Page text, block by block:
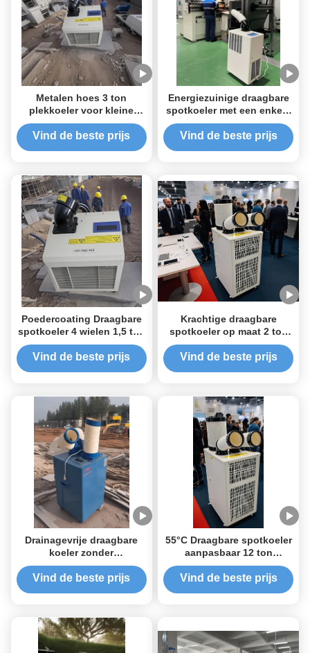
Metalen hoes 3 ton
plekkoeler voor kleine
kantoren met hoge
temperatuur werking
Vind de beste prijs
Energiezuinige draagbare
spotkoeler met een enkele
slang 1 ton spotkoeler
voor de winkel
Vind de beste prijs
Poedercoating Draagbare
spotkoeler 4 wielen 1,5 ton
spotkoeler voor industriële
koeling
Vind de beste prijs
Krachtige draagbare
spotkoeler op maat 2 ton
spotkoeler voor
woonkamer
Vind de beste prijs
Drainagevrije draagbare
koeler zonder
waterreservoir 5 ton koeler
Vind de beste prijs
55°C Draagbare spotkoeler
aanpasbaar 12 ton
spotkoeler krachtig
Vind de beste prijs